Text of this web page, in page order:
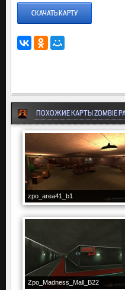
СКАЧАТЬ КАРТУ
ПОХОЖИЕ КАРТЫ ZOMBIE
zpo_area41_b1
Zpo_Madness_Mall_B22